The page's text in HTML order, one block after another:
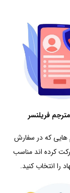
فریلنسر
هایی که در سفارش
کرده اند مناسب
را انتخاب کنید.